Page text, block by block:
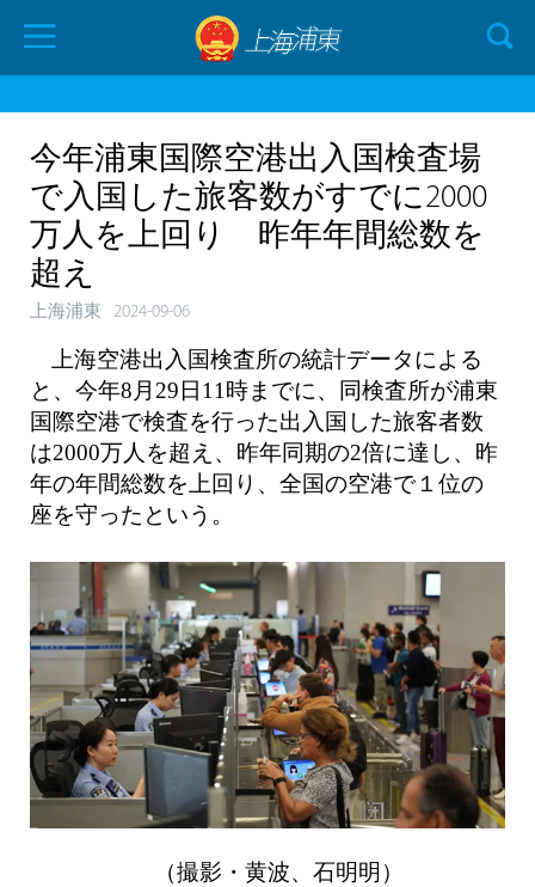
今年浦東国際空港出入国検査場
で入国した旅客数がすでに2000
万人を上回り 昨年年間総数を
超え
上海浦東 2024-09-06
上海空港出入国検査所の統計データによる
と、今年8月29日11時までに、同検査所が浦東
国際空港で検査を行った出入国した旅客者数
は2000万人を超え、昨年同期の2倍に達し、昨
年の年間総数を上回り、全国の空港で１位の
座を守ったという。
（撮影・黄波、石明明）